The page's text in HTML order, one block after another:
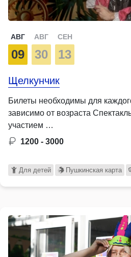
АВГ
09
АВГ
30
СЕН
13
Щелкунчик
Билеты необходимы для
зависимо от возраста
участием …
1200 - 3000
Для детей Пушкинская карта